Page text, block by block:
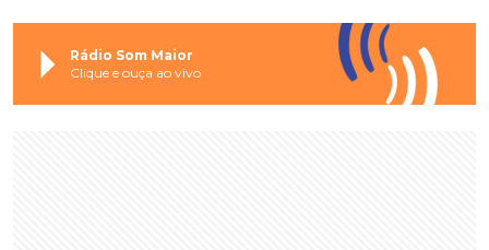
Rádio Som Maior
Clique e ouça ao vivo